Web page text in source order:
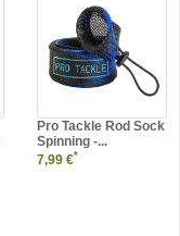
Pro Tackle Rod Sock
Spinning -...
7,99 €*